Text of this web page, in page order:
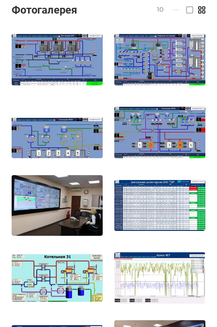
Фотогалерея 10 —